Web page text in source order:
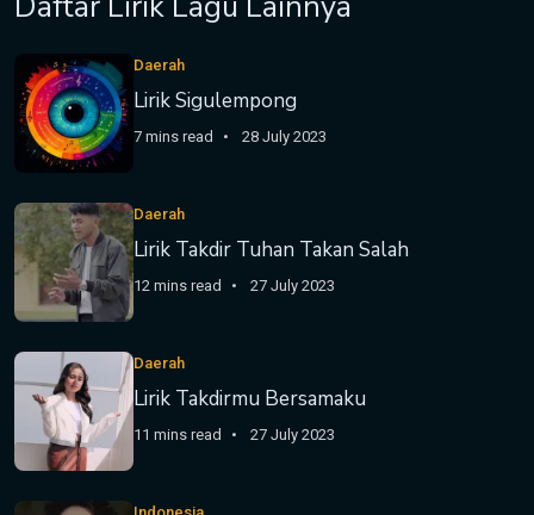
Daerah
Lirik Sigulempong
7 mins read 28 July 2023
Daerah
Lirik Takdir Tuhan Takan Salah
12 mins read 27 July 2023
Daerah
Lirik Takdirmu Bersamaku
11 mins read 27 July 2023